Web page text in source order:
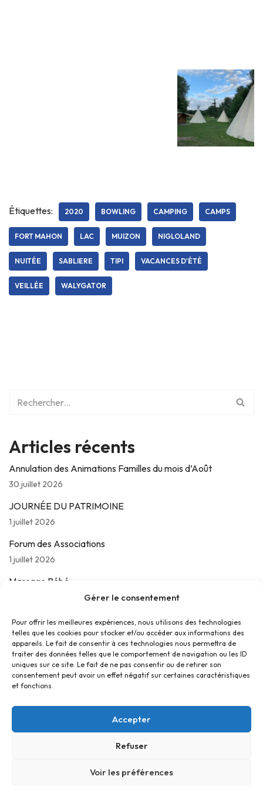
Gérer le consentement
Pour offrir les meilleures expériences, nous utilisons des technologies
telles que les cookies pour stocker et/ou accéder aux informations des
appareils. Le fait de consentir à ces technologies nous permettra de
traiter des données telles que le comportement de navigation ou les ID
uniques sur ce site. Le fait de ne pas consentir ou de retirer son
consentement peut avoir un effet négatif sur certaines caractéristiques
et fonctions.
Accepter
Refuser
Voir les préférences
Étiquettes: 2020 BOWLING CAMPING CAMPS
FORT MAHON LAC MUIZON NIGLOLAND
NUITÉE SABLIERE TIPI VACANCES D'ÉTÉ
VEILLÉE WALYGATOR
Articles récents
Annulation des Animations Familles du mois d’Août
30 juillet 2026
JOURNÉE DU PATRIMOINE
1 juillet 2026
Forum des Associations
1 juillet 2026
Massage Bébé
Les jeudis de La Parolière
16 juin 2026
Contact